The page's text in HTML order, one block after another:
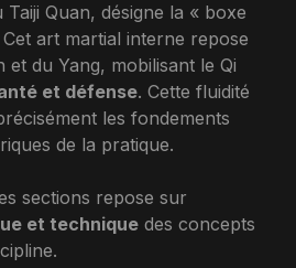
Quan, désigne la « boxe
art martial interne repose
et du Yang, mobilisant le Qi
et défense. Cette fluidité
les fondements
de la pratique.
sections repose sur
et technique des concepts